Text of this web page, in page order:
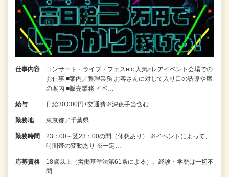
仕事内容
コンサート・ライブ・フェスetc 人気×レアイベント会場での
お仕事 ■案内／整理業務 お客さんに対して入り口の誘導や席
の案内 ■販売業務 イベ…
給与 日給30,000円+交通費※深夜手当含む
勤務地 東京都／千葉県
勤務時間
23：00～翌23：00の間（休憩あり） ※イベントによって、
時間帯の変動あり ※一定…
応募資格
18歳以上（労働基準法第61条による）、経験・学歴は一切不
問